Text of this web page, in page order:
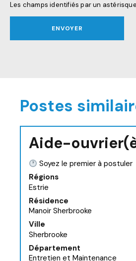
Les champs identifiés par un
ENVOYER
Postes
Aide-
Soyez le premier à postuler
Régions
Estrie
Résidence
Manoir Sherbrooke
Ville
Sherbrooke
Département
Entretien et Maintenance